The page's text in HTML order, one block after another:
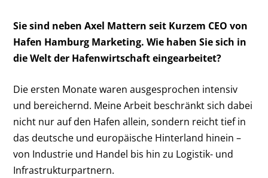
Sie sind neben Axel Mattern seit Kurzem CEO von
Hafen Hamburg Marketing. Wie haben Sie sich in
die Welt der Hafenwirtschaft eingearbeitet?
Die ersten Monate waren ausgesprochen intensiv
und bereichernd. Meine Arbeit beschränkt sich dabei
nicht nur auf den Hafen allein, sondern reicht tief in
das deutsche und europäische Hinterland hinein –
von Industrie und Handel bis hin zu Logistik- und
Infrastrukturpartnern.